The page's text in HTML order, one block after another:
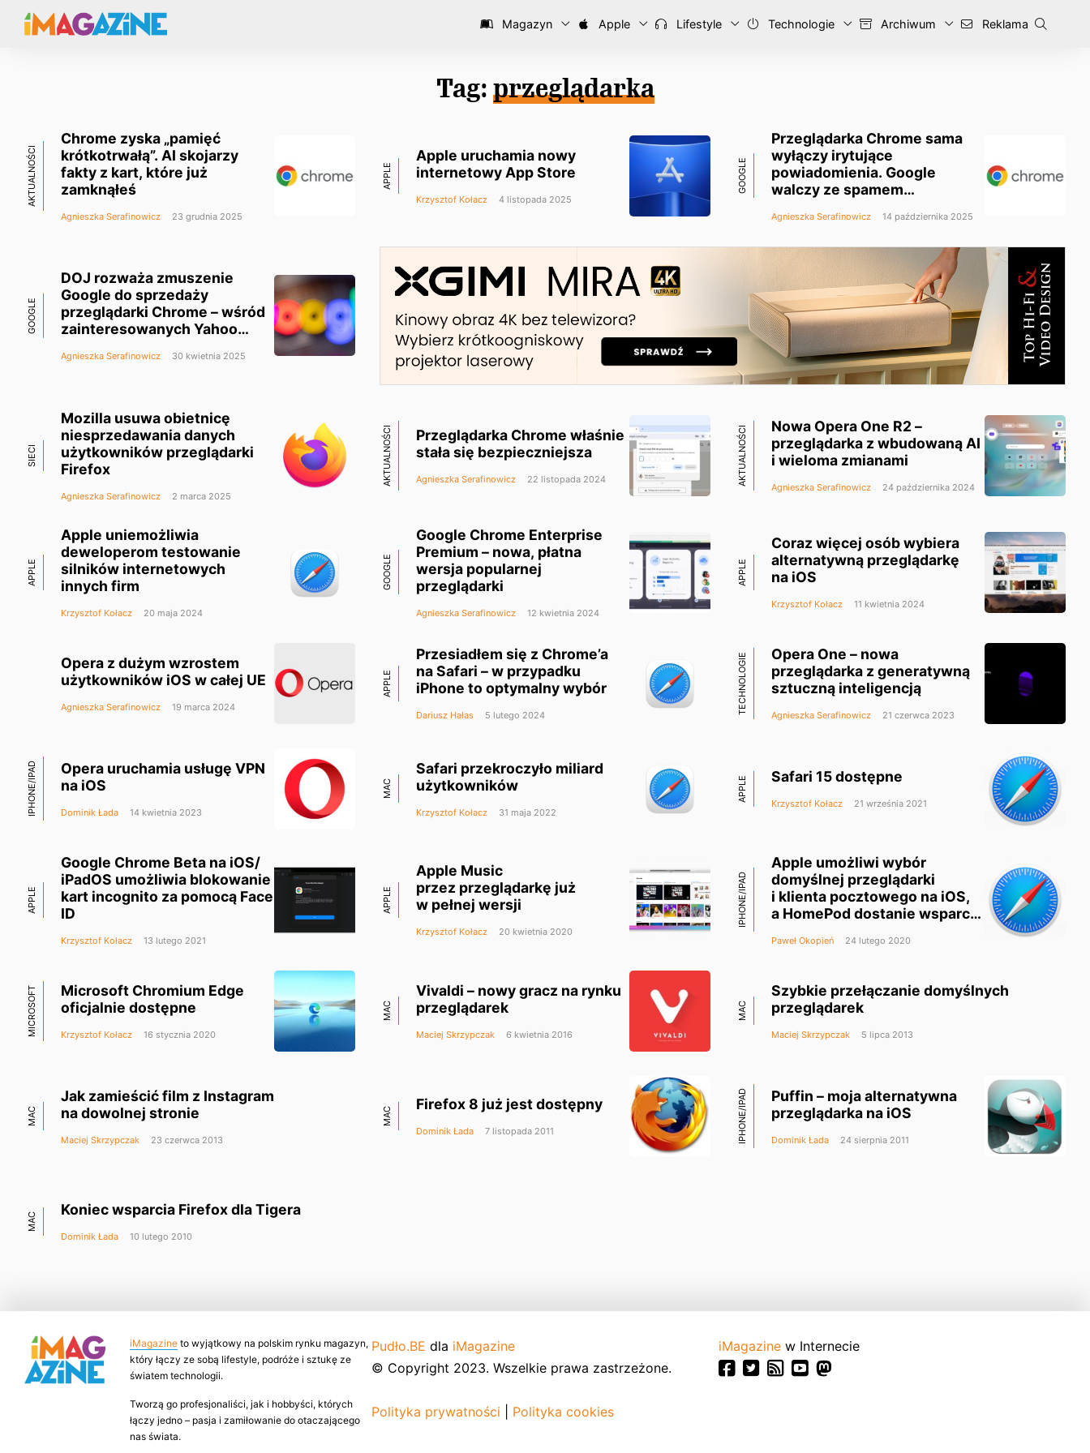
Magazyn Apple Lifestyle Technologie Archiwum Reklama
Tag: przeglądarka
AKTUALNOŚCI
Chrome zyska „pamięć
krótkotrwałą”. AI skojarzy
fakty z kart, które już
zamknąłeś
Agnieszka Serafinowicz 23 grudnia 2025
APPLE
Apple uruchamia nowy
internetowy App Store
Krzysztof Kołacz 4 listopada 2025
GOOGLE
Przeglądarka Chrome sama
wyłączy irytujące
powiadomienia. Google
walczy ze spamem
Agnieszka Serafinowicz 14 października 2025
GOOGLE
DOJ rozważa zmuszenie
Google do sprzedaży
przeglądarki Chrome – wśród
zainteresowanych Yahoo
Agnieszka Serafinowicz 30 kwietnia 2025
SIECI
Mozilla usuwa obietnicę
niesprzedawania danych
użytkowników przeglądarki
Firefox
Agnieszka Serafinowicz 2 marca 2025
AKTUALNOŚCI
Przeglądarka Chrome właśnie
stała się bezpieczniejsza
Agnieszka Serafinowicz 22 listopada 2024 AKTUALNOŚCI
Nowa Opera One R2 –
przeglądarka z wbudowaną AI
i wieloma zmianami
Agnieszka Serafinowicz 24 października 2024
APPLE
Apple uniemożliwia
deweloperom testowanie
silników internetowych
innych firm
Krzysztof Kołacz 20 maja 2024
GOOGLE
Google Chrome Enterprise
Premium – nowa, płatna
wersja popularnej
przeglądarki
Agnieszka Serafinowicz 12 kwietnia 2024
APPLE
Coraz więcej osób wybiera
alternatywną przeglądarkę
na iOS
Krzysztof Kołacz 11 kwietnia 2024
Opera z dużym wzrostem
użytkowników iOS w całej UE
Agnieszka Serafinowicz 19 marca 2024
APPLE
Przesiadłem się z Chrome’a
na Safari – w przypadku
iPhone to optymalny wybór
Dariusz Hałas 5 lutego 2024
TECHNOLOGIE
Opera One – nowa
przeglądarka z generatywną
sztuczną inteligencją
Agnieszka Serafinowicz 21 czerwca 2023
IPHONE/IPAD
Opera uruchamia usługę VPN
na iOS
Dominik Łada 14 kwietnia 2023
MAC
Safari przekroczyło miliard
użytkowników
Krzysztof Kołacz 31 maja 2022
APPLE Safari 15 dostępne
Krzysztof Kołacz 21 września 2021
APPLE
Google Chrome Beta na iOS/
iPadOS umożliwia blokowanie
kart incognito za pomocą Face
ID
Krzysztof Kołacz 13 lutego 2021
APPLE
Apple Music
przez przeglądarkę już
w pełnej wersji
Krzysztof Kołacz 20 kwietnia 2020
IPHONE/IPAD
Apple umożliwi wybór
domyślnej przeglądarki
i klienta pocztowego na iOS,
a HomePod dostanie wsparcie
14
Paweł Okopień 24 lutego 2020
MICROSOFT
Microsoft Chromium Edge
oficjalnie dostępne
Krzysztof Kołacz 16 stycznia 2020
MAC
Vivaldi – nowy gracz na rynku
przeglądarek
Maciej Skrzypczak 6 kwietnia 2016
MAC
Szybkie przełączanie domyślnych
przeglądarek
Maciej Skrzypczak 5 lipca 2013
MAC
Jak zamieścić film z Instagram
na dowolnej stronie
Maciej Skrzypczak 23 czerwca 2013
MAC
Firefox 8 już jest dostępny
Dominik Łada 7 listopada 2011 IPHONE/IPAD
Puffin – moja alternatywna
przeglądarka na iOS
Dominik Łada 24 sierpnia 2011
MAC
Koniec wsparcia Firefox dla Tigera
Dominik Łada 10 lutego 2010
iMagazine to wyjątkowy na polskim rynku magazyn,
który łączy ze sobą lifestyle, podróże i sztukę ze
światem technologii.
Tworzą go profesjonaliści, jak i hobbyści, których
łączy jedno – pasja i zamiłowanie do otaczającego
nas świata.
Pudło.BE dla iMagazine
© Copyright 2023. Wszelkie prawa zastrzeżone.
Polityka prywatności Polityka cookies
iMagazine w Internecie